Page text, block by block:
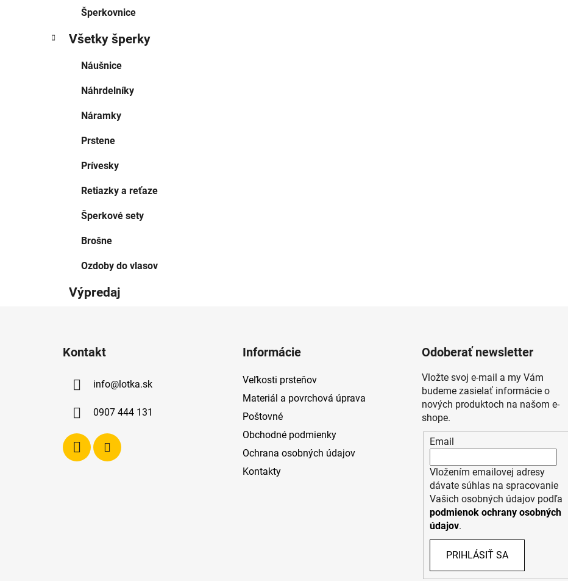
Šperkovnice
Všetky šperky
Náušnice
Náhrdelníky
Náramky
Prstene
Prívesky
Retiazky a reťaze
Šperkové sety
Brošne
Ozdoby do vlasov
Výpredaj
Kontakt
info@lotka.sk
0907 444 131
Informácie
Veľkosti prsteňov
Materiál a povrchová úprava
Poštovné
Obchodné podmienky
Ochrana osobných údajov
Kontakty
Odoberať newsletter
Vložte svoj e-mail a my Vám
budeme zasielať informácie o
nových produktoch na našom e-
shope.
Email
Vložením emailovej adresy
dávate súhlas na spracovanie
Vašich osobných údajov podľa
podmienok ochrany osobných
údajov.
PRIHLÁSIŤ SA